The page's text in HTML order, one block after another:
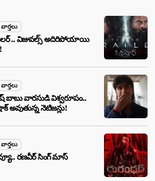
.. విజువల్స్ అదిరిపోయాయి
వారసుడి విశ్వరూపం..
నెటిజన్లు!
రణవీర్ సింగ్ మాస్